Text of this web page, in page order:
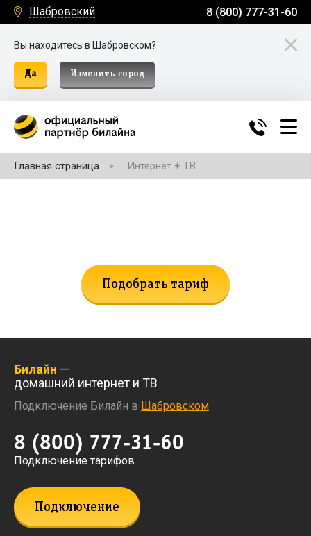
Шабровский 8 (800) 777-31-60
Вы находитесь в Шабровском?
Да Изменить город
Главная страница Интернет + ТВ
Подобрать тариф
Билайн —
домашний интернет и ТВ
Подключение Билайн в Шабровском
8 (800) 777-31-60
Подключение тарифов
Подключение